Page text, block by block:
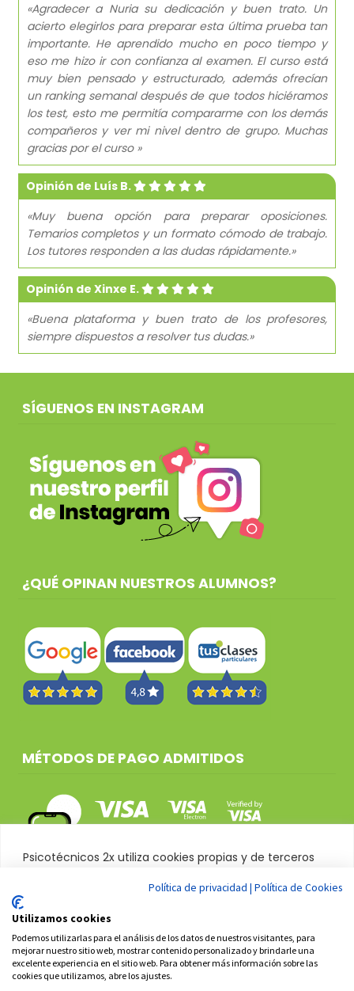
Psicotécnicos 2x utiliza cookies propias y de terceros
datos estadísticos sobre las visitas a esta web y dotarla
de la adecuada seguridad, pudiendo ser
imprescindibles para el adecuado funcionamiento de
la misma. Puedes consultar la política de cookies
haciendo clic en el enlace.
«Agradecer a Nuria su dedicación y buen trato. Un
acierto elegirlos para preparar esta última prueba tan
importante. He aprendido mucho en poco tiempo y
eso me hizo ir con confianza al examen. El curso está
muy bien pensado y estructurado, además ofrecían
un ranking semanal después de que todos hiciéramos
los test, esto me permitía compararme con los demás
compañeros y ver mi nivel dentro de grupo. Muchas
gracias por el curso »
Opinión de Luís B.
«Muy buena opción para preparar oposiciones.
Temarios completos y un formato cómodo de trabajo.
Los tutores responden a las dudas rápidamente.»
Opinión de Xinxe E.
«Buena plataforma y buen trato de los profesores,
siempre dispuestos a resolver tus dudas.»
SÍGUENOS EN INSTAGRAM
¿QUÉ OPINAN NUESTROS ALUMNOS?
MÉTODOS DE PAGO ADMITIDOS
© 2016-2026 Psicotécnicos2x. Todos los
derechos reservados.
Aviso legal
Condiciones generales
Política de privacidad | Política de Cookies
Utilizamos cookies
Podemos utilizarlas para el análisis de los datos de nuestros visitantes, para
mejorar nuestro sitio web, mostrar contenido personalizado y brindarle una
excelente experiencia en el sitio web. Para obtener más información sobre las
cookies que utilizamos, abre los ajustes.